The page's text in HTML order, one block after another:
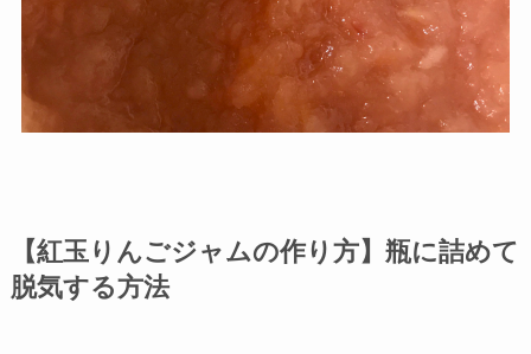
【紅玉りんごジャムの作り方】瓶に詰めて
脱気する方法